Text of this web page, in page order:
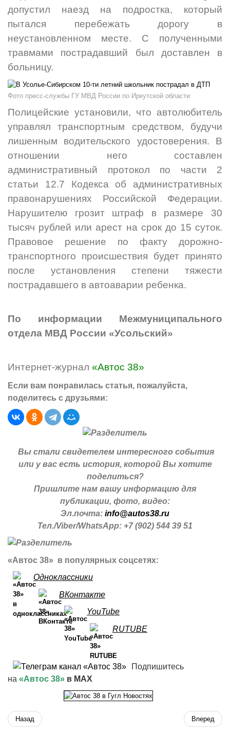
допустил наезд на подростка, который
пытался перебежать дорогу в
неустановленном месте. С полученными
травмами пострадавший был доставлен в
больницу.
Фото пресс-службы ГУ МВД России по Иркутской области
Полицейские установили, что автолюбитель
управлял транспортным средством, будучи
лишенным водительского удостоверения. В
отношении него составлен
административный протокол по части 2
статьи 12.7 Кодекса об административных
правонарушениях Российской Федерации.
Нарушителю грозит штраф в размере 30
тысяч рублей или арест на срок до 15 суток.
Правовое решение по факту дорожно-
транспортного происшествия будет принято
после установления степени тяжести
пострадавшего в автоаварии ребенка.
По информации Межмуниципального
отдела МВД России «Усольский»
Интернет-журнал «Автос 38»
Если вам понравилась статья, пожалуйста,
поделитесь с друзьями:
Вы стали свидетелем интересного события
или у вас есть история, которой Вы хотите
поделиться?
Пришлите нам вашу информацию для
публикации, фото, видео:
Эл.почта: info@autos38.ru
Тел./Viber/WhatsApp: +7 (902) 544 39 51
«Автос 38» в популярных соцсетях:
Одноклассники
ВКонтакте
YouTube
RUTUBE
Подпишитесь
на «Автос 38» в MAX
Назад Вперед